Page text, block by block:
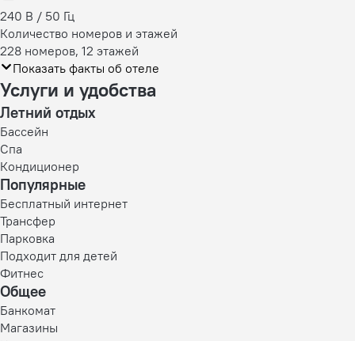
240 В / 50 Гц
Количество номеров и этажей
228 номеров, 12 этажей
Показать факты об отеле
Услуги и удобства
Летний отдых
Бассейн
Спа
Кондиционер
Популярные
Бесплатный интернет
Трансфер
Парковка
Подходит для детей
Фитнес
Общее
Банкомат
Магазины